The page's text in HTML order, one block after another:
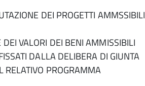
DEI PROGETTI AMMSSIBILI
VALORI DEI BENI AMMISSIBILI
DALLA DELIBERA DI GIUNTA
RELATIVO PROGRAMMA